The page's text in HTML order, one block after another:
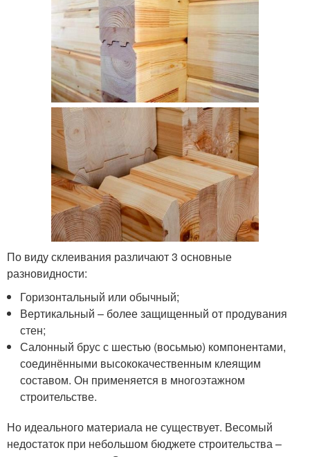
По виду склеивания различают 3 основные
разновидности:
Горизонтальный или обычный;
Вертикальный – более защищенный от продувания
стен;
Салонный брус с шестью (восьмью) компонентами,
соединёнными высококачественным клеящим
составом. Он применяется в многоэтажном
строительстве.
Но идеального материала не существует. Весомый
недостаток при небольшом бюджете строительства –